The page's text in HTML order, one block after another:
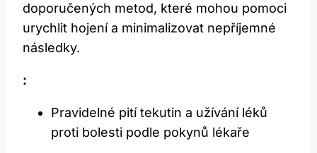
doporučených metod, které mohou pomoci
urychlit hojení a minimalizovat nepříjemné
následky.
:
Pravidelné pití tekutin a užívání léků
proti bolesti podle pokynů lékaře